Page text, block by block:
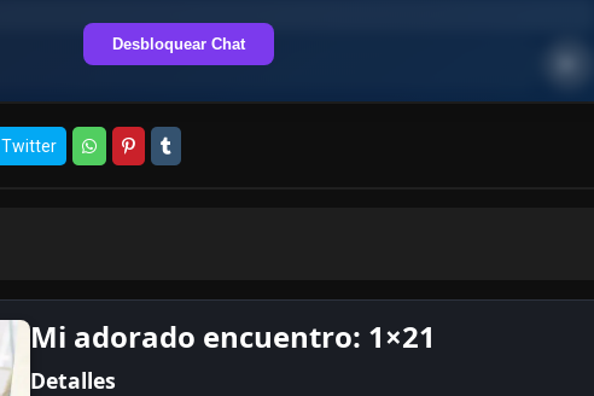
Desbloquear Chat
Twitter
Mi adorado encuentro: 1×21
Detalles